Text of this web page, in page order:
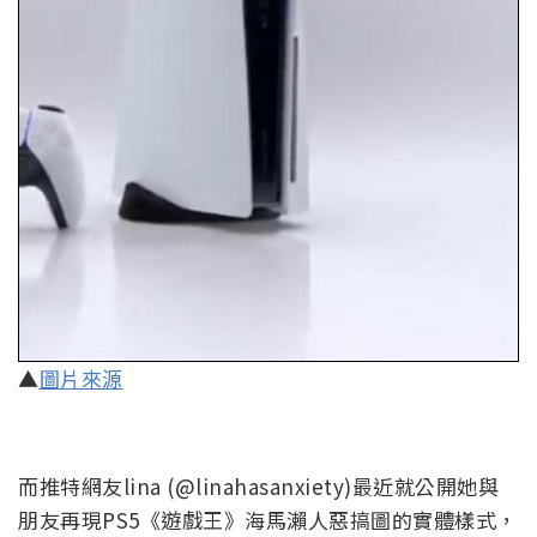
▲圖片來源
而推特網友lina (@linahasanxiety)最近就公開她與
朋友再現PS5《遊戲王》海馬瀨人惡搞圖的實體樣式，